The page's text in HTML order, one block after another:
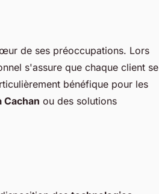
de ses préoccupations. Lors
s'assure que chaque client se
bénéfique pour les
ou des solutions